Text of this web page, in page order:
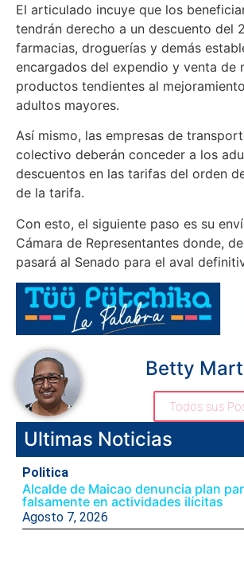
El articulado incuye que los
tendrán derecho a un descuento del
farmacias, droguerías y demás
encargados del expendio y venta de
productos tendientes al
adultos mayores.
Así mismo, las empresas de
colectivo deberán conceder a los
descuentos en las tarifas del orden
de la tarifa.
Con esto, el siguiente paso es su
Cámara de Representantes donde,
pasará al Senado para el aval
Betty
Todos sus
Ultimas Noticias
Politica
Alcalde de Maicao denuncia plan
falsamente en actividades ilícitas
Agosto 7, 2026